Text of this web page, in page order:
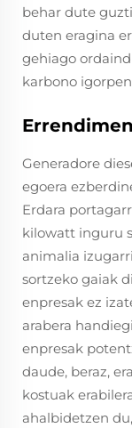
behar dute
duten eragina
gehiago
karbono
Generadore
egoera
Erdara
kilowatt inguru
animalia
sortzeko gaiak
enpresak ez
arabera
enpresak
daude, beraz,
kostuak
ahalbidetzen